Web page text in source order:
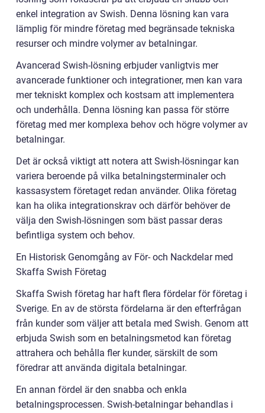
enkel integration av Swish. Denna lösning kan vara
lämplig för mindre företag med begränsade tekniska
resurser och mindre volymer av betalningar.
Avancerad Swish-lösning erbjuder vanligtvis mer
avancerade funktioner och integrationer, men kan vara
mer tekniskt komplex och kostsam att implementera
och underhålla. Denna lösning kan passa för större
företag med mer komplexa behov och högre volymer av
betalningar.
Det är också viktigt att notera att Swish-lösningar kan
variera beroende på vilka betalningsterminaler och
kassasystem företaget redan använder. Olika företag
kan ha olika integrationskrav och därför behöver de
välja den Swish-lösningen som bäst passar deras
befintliga system och behov.
En Historisk Genomgång av För- och Nackdelar med
Skaffa Swish Företag
Skaffa Swish företag har haft flera fördelar för företag i
Sverige. En av de största fördelarna är den efterfrågan
från kunder som väljer att betala med Swish. Genom att
erbjuda Swish som en betalningsmetod kan företag
attrahera och behålla fler kunder, särskilt de som
föredrar att använda digitala betalningar.
En annan fördel är den snabba och enkla
betalningsprocessen. Swish-betalningar behandlas i